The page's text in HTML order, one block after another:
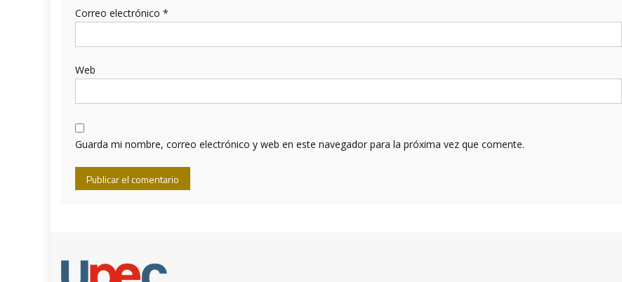
Correo electrónico *
Web
Guarda mi nombre, correo electrónico y web en este navegador para la próxima vez que comente.